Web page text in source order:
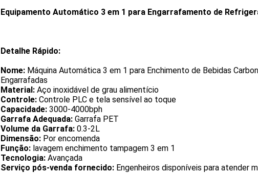
Equipamento Automático 3 em 1 para Engarrafamento de
Detalhe Rápido:
Nome: Máquina Automática 3 em 1 para Enchimento de Bebidas
Engarrafadas
Material: Aço inoxidável de grau alimentício
Controle: Controle PLC e tela sensível ao toque
Capacidade: 3000-4000bph
Garrafa Adequada: Garrafa PET
Volume da Garrafa: 0.3-2L
Dimensão: Por encomenda
Função: lavagem enchimento tampagem 3 em 1
Tecnologia: Avançada
Serviço pós-venda fornecido: Engenheiros disponíveis para atender